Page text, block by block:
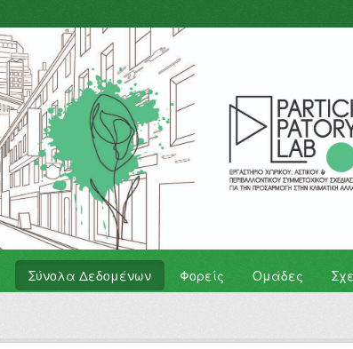
Σύνολα Δεδομένων Φορείς Ομάδες